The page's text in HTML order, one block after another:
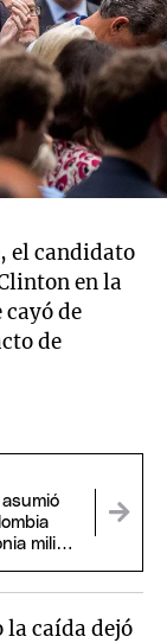
el candidato
en la
cayó de
de
militar
la caída dejó